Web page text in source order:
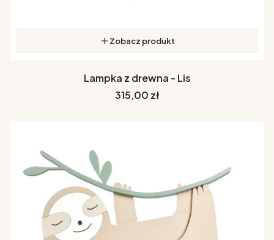
Zobacz produkt
Lampka z drewna - Lis
Cena
315,00 zł